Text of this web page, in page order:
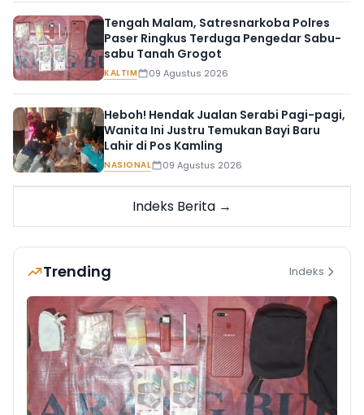
Tengah Malam, Satresnarkoba Polres
Paser Ringkus Terduga Pengedar Sabu-
sabu Tanah Grogot
KALTIM 09 Agustus 2026
Heboh! Hendak Jualan Serabi Pagi-pagi,
Wanita Ini Justru Temukan Bayi Baru
Lahir di Pos Kamling
NASIONAL 09 Agustus 2026
Indeks Berita →
Trending Indeks